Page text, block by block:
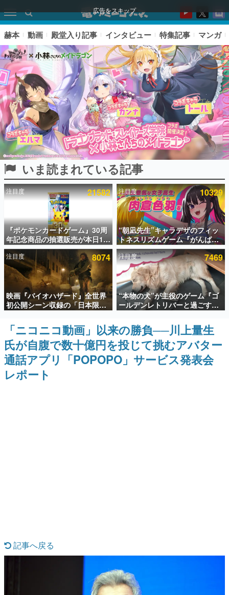
広告をスキップ
ピックアップ
電ファミのいま読まれている記事ランキング
アプリセール情報
インタビュー
連載・特集一覧
殿堂入り記事
SNS拡散数が数千以上！ ページビュー数万以上！ などな
ど。多くの人々に読まれた、電ファミ渾身の“殿堂入り”記
事をまとめました。
ゲームの企画書
名作ゲームクリエイターの方々に製作時のエピソードをお
聞きし、ヒットする企画（ゲーム）とは何か？を探ってい
きます。
なんでゲームは面白い？
ゲーム開発者・hamatsu氏がゲームの魅力を画面や操作の
具体的な形から解き明かしていく、硬派で骨太な評論連載
赫本 動画 殿堂入り記事 インタビュー 特集記事 マンガ
いま読まれている記事
注目度 21582
『ポケモンカードゲーム』30周
年記念商品の抽選販売が本日12
時より開始。拡張パック「30th
CELEBRATION」のボックス
に、「プレミアムデッキセット
エーフィ・ブラッキー」
「FUTURISTIC BOX」の計3商
品
注目度 10329
“朝凪先生”キャラデザのフィッ
トネスリズムゲーム『がんば
れ！チアリズム』Steamストア
ページが公開。キャラクターの
CVは陽向葵ゅかさん
注目度 8074
映画『バイオハザード』全世界
初公開シーン収録の「日本限
定」予告映像が解禁。バイオの
日（8月10日）にあわせて、
「ラクーンシティ総合病院」へ
行く配達人の姿が披露
注目度 7469
“本物の犬”が主役のゲーム『ゴ
ールデンレトリバーと過ごす
日々』が最高すぎる。開発者の
愛犬「ピチュー」と一緒にのん
びりとした毎日を過ごそう
「ニコニコ動画」以来の勝負──川上量生
氏が自腹で数十億円を投じて挑むアバター
通話アプリ「POPOPO」サービス発表会
レポート
記事へ戻る